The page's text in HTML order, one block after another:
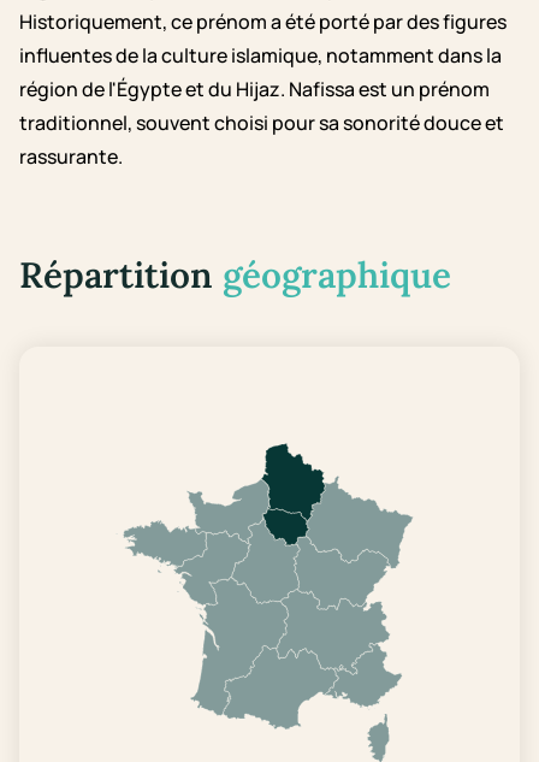
Historiquement, ce prénom a été porté par des figures
influentes de la culture islamique, notamment dans la
région de l'Égypte et du Hijaz. Nafissa est un prénom
traditionnel, souvent choisi pour sa sonorité douce et
rassurante.
Répartition géographique